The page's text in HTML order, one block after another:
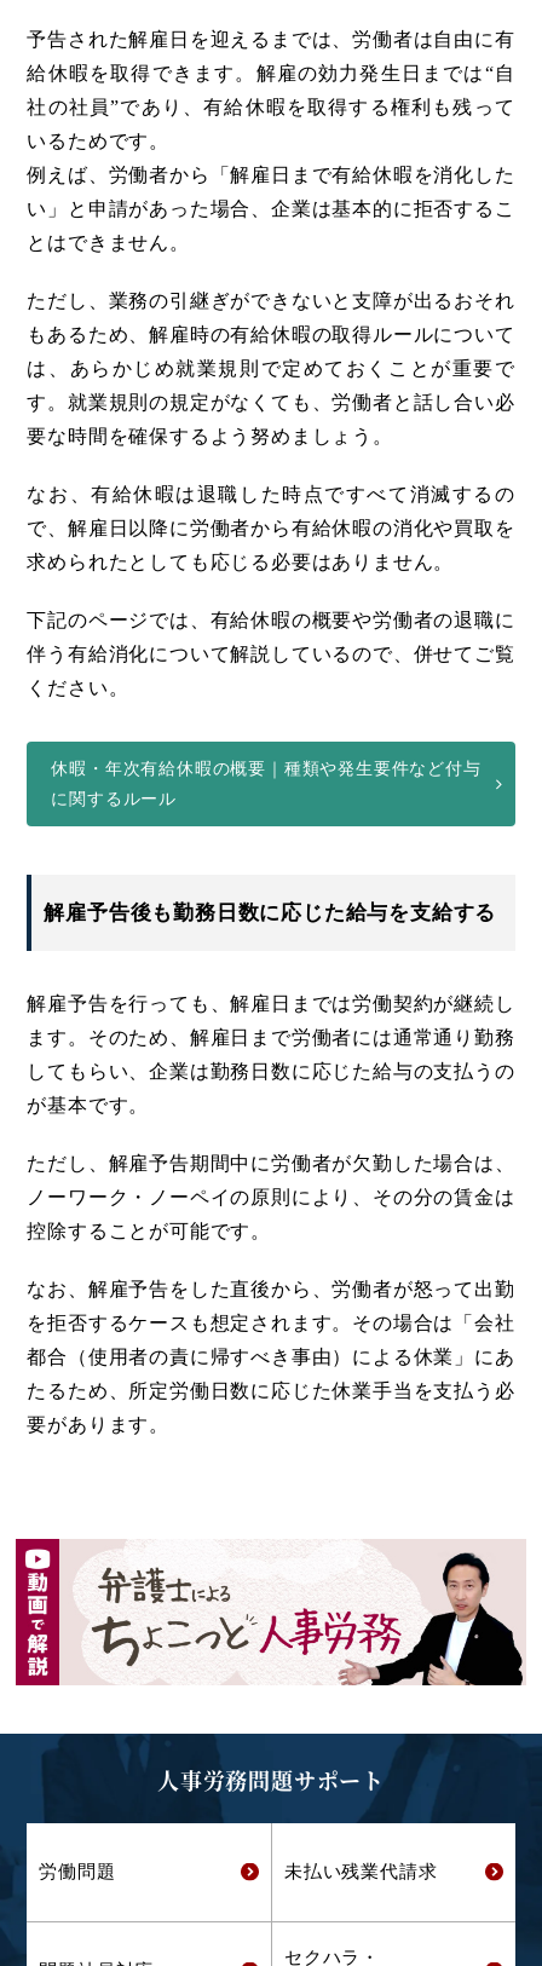
予告された解雇日を迎えるまでは、労働者は自由に有
給休暇を取得できます。解雇の効力発生日までは“自
社の社員”であり、有給休暇を取得する権利も残って
いるためです。
例えば、労働者から「解雇日まで有給休暇を消化した
い」と申請があった場合、企業は基本的に拒否するこ
とはできません。
ただし、業務の引継ぎができないと支障が出るおそれ
もあるため、解雇時の有給休暇の取得ルールについて
は、あらかじめ就業規則で定めておくことが重要で
す。就業規則の規定がなくても、労働者と話し合い必
要な時間を確保するよう努めましょう。
なお、有給休暇は退職した時点ですべて消滅するの
で、解雇日以降に労働者から有給休暇の消化や買取を
求められたとしても応じる必要はありません。
下記のページでは、有給休暇の概要や労働者の退職に
伴う有給消化について解説しているので、併せてご覧
ください。
休暇・年次有給休暇の概要｜種類や発生要件など付与
に関するルール
解雇予告後も勤務日数に応じた給与を支給する
解雇予告を行っても、解雇日までは労働契約が継続し
ます。そのため、解雇日まで労働者には通常通り勤務
してもらい、企業は勤務日数に応じた給与の支払うの
が基本です。
ただし、解雇予告期間中に労働者が欠勤した場合は、
ノーワーク・ノーペイの原則により、その分の賃金は
控除することが可能です。
なお、解雇予告をした直後から、労働者が怒って出勤
を拒否するケースも想定されます。その場合は「会社
都合（使用者の責に帰すべき事由）による休業」にあ
たるため、所定労働日数に応じた休業手当を支払う必
要があります。
人事労務問題サポート
労働問題 未払い残業代請求
セクハラ・